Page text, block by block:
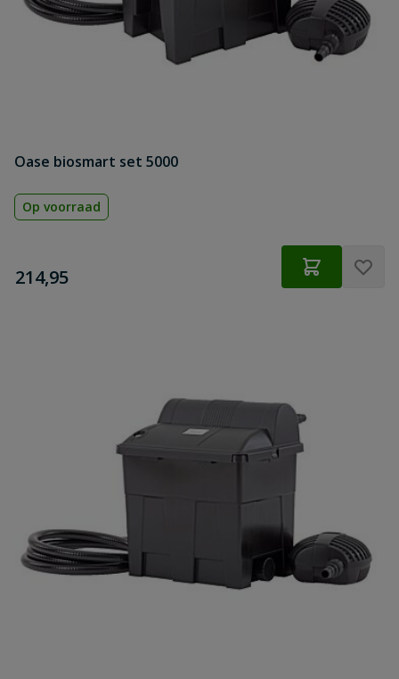
Oase biosmart set 5000
Op voorraad
€
214,95